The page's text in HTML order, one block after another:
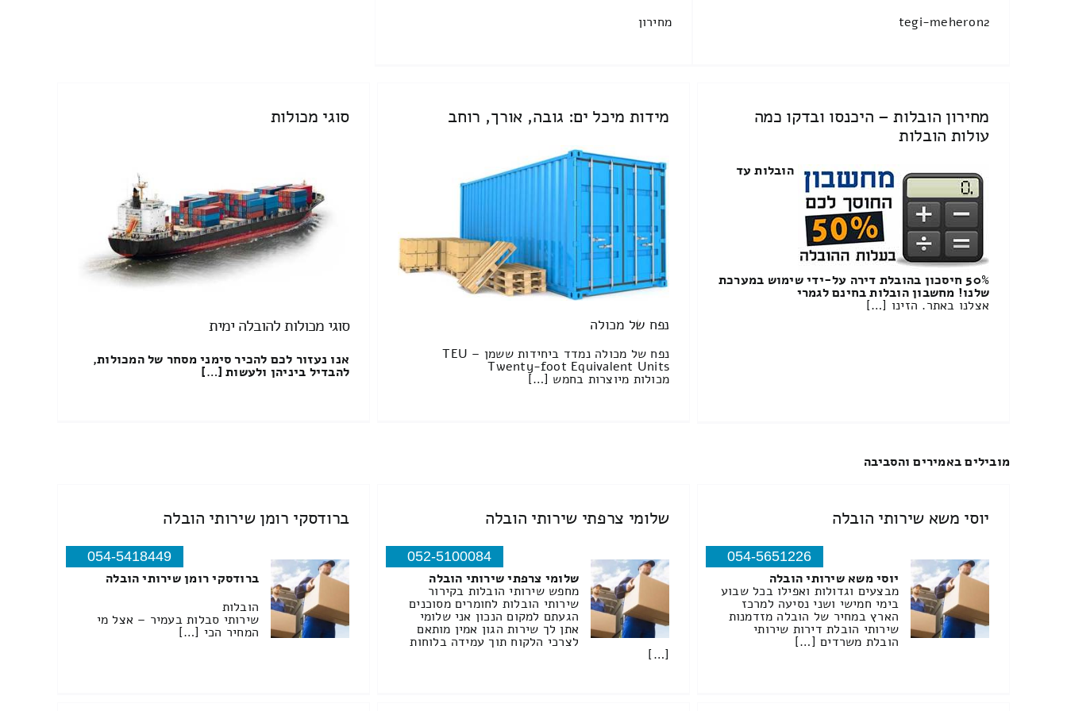
tegi-meheron2 מחירון
מחירון הובלות – היכנסו ובדקו כמה
עולות הובלות
הובלות עד
50% חיסכון בהובלת דירה על-ידי שימוש במערכת
שלנו! מחשבון הובלות בחינם לגמרי
אצלנו באתר. הזינו […]
מידות מיכל ים: גובה, אורך, רוחב
נפח של מכולה
נפח של מכולה נמדד ביחידות ששמן TEU –
Twenty-foot Equivalent Units
מכולות מיוצרות בחמש […]
סוגי מכולות
סוגי מכולות להובלה ימית
אנו נעזור לכם להכיר סימני מסחר של המכולות,
להבדיל ביניהן ולעשות […]
מובילים באמירים והסביבה
יוסי משא שירותי הובלה
054-5651226
יוסי משא שירותי הובלה
מבצעים וגדולות ואפילו בכל שבוע
בימי חמישי ושני נסיעה למרכז
הארץ במחיר של הובלה מזדמנות
שירותי הובלת דירות שירותי
הובלת משרדים […]
שלומי צרפתי שירותי הובלה
052-5100084
שלומי צרפתי שירותי הובלה
מחפש שירותי הובלות בקירור
שירותי הובלות לחומרים מסוכנים
הגעתם למקום הנכון אני שלומי
אתן לך שירות הגון אמין מותאם
לצרכי הלקוח תוך עמידה בלוחות
[…]
ברודסקי רומן שירותי הובלה
054-5418449
ברודסקי רומן שירותי הובלה
הובלות
שירותי סבלות בעמיר – אצל מי
המחיר הכי […]